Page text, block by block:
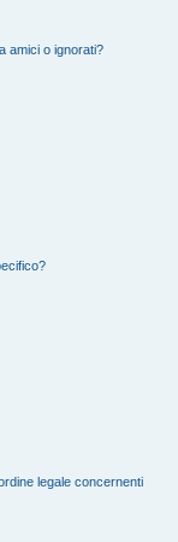
amici o ignorati?
legale concernenti